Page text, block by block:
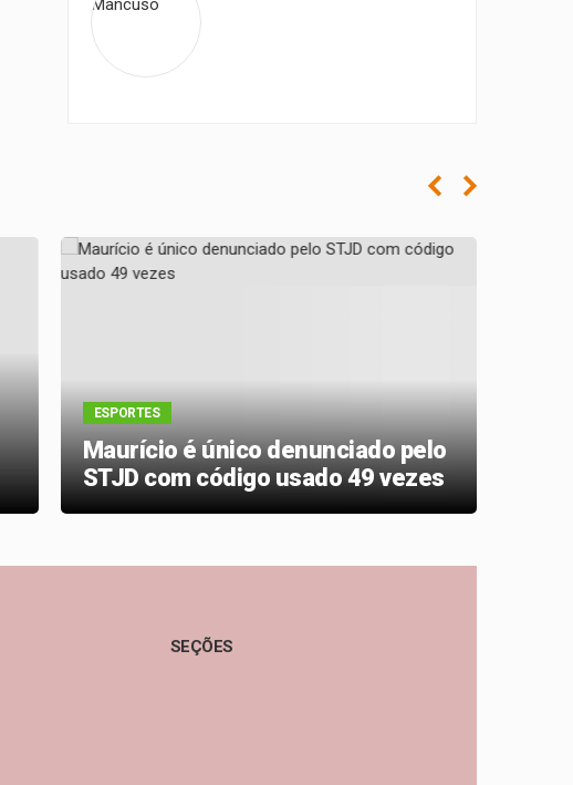
ESPORTES
Maurício é único denunciado pelo
STJD com código usado 49 vezes
SEÇÕES